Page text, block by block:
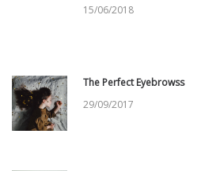
15/06/2018
The Perfect Eyebrowss
29/09/2017